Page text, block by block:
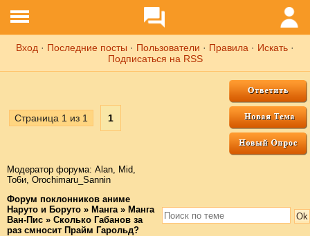
Вход · Последние посты · Пользователи · Правила · Искать ·
Подписаться на RSS
Страница 1 из 1 1
Модератор форума: Аlаn, Mid,
То6и, Orochimaru_Sannin
Форум поклонников аниме
Наруто и Боруто » Манга » Манга
Ван-Пис » Сколько Габанов за
раз смносит Прайм Гарольд?